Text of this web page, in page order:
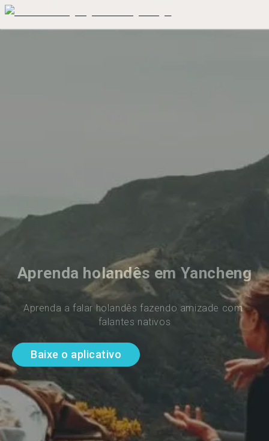
Aprenda holandês em Yancheng
Aprenda a falar holandês fazendo amizade com
falantes nativos
Baixe o aplicativo